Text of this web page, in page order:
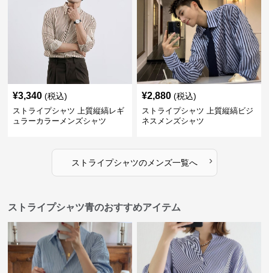
¥3,340 (税込)
ストライプシャツ 上質縦縞レギ
ュラーカラーメンズシャツ
¥2,880 (税込)
ストライプシャツ 上質縦縞ビジ
ネスメンズシャツ
ストライプシャツのメンズ一覧へ ›
ストライプシャツ青のおすすめアイテム